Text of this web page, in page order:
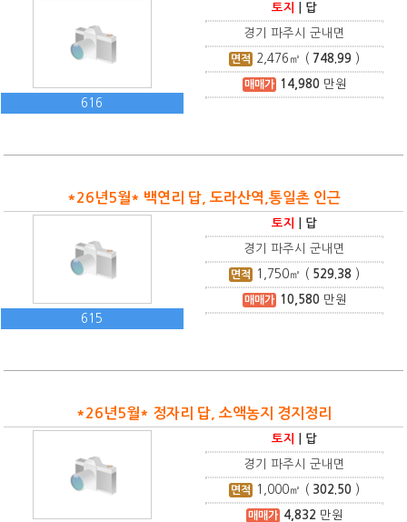
616
토지 답
경기 파주시 군내면
면적 2,476 ㎡ ( 748.99 )
매매가 14,980만원
*26년5월* 백연리 답, 도라산역,통일촌 인근
615
토지 답
경기 파주시 군내면
면적 1,750㎡ ( 529.38 )
매매가 10,580만원
*26년5월* 정자리 답, 소액농지 경지정리
토지 답
경기 파주시 군내면
면적 1,000㎡ ( 302.50 )
매매가 4,832 만원